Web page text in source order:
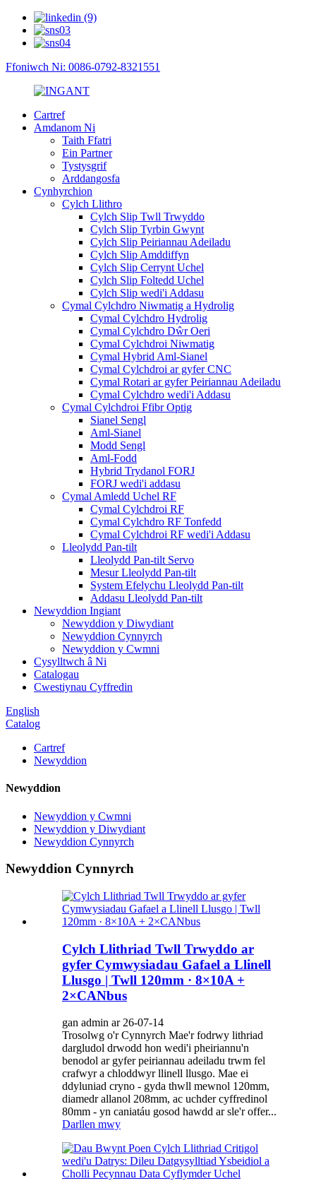
Ffoniwch Ni: 0086-0792-8321551
Cartref
Amdanom Ni
Taith Ffatri
Ein Partner
Tystysgrif
Arddangosfa
Cynhyrchion
Cylch Llithro
Cylch Slip Twll Trwyddo
Cylch Slip Tyrbin Gwynt
Cylch Slip Peiriannau Adeiladu
Cylch Slip Amddiffyn
Cylch Slip Cerrynt Uchel
Cylch Slip Foltedd Uchel
Cylch Slip wedi'i Addasu
Cymal Cylchdro Niwmatig a Hydrolig
Cymal Cylchdro Hydrolig
Cymal Cylchdro Dŵr Oeri
Cymal Cylchdroi Niwmatig
Cymal Hybrid Aml-Sianel
Cymal Cylchdroi ar gyfer CNC
Cymal Rotari ar gyfer Peiriannau Adeiladu
Cymal Cylchdro wedi'i Addasu
Cymal Cylchdroi Ffibr Optig
Sianel Sengl
Aml-Sianel
Modd Sengl
Aml-Fodd
Hybrid Trydanol FORJ
FORJ wedi'i addasu
Cymal Amledd Uchel RF
Cymal Cylchdroi RF
Cymal Cylchdro RF Tonfedd
Cymal Cylchdroi RF wedi'i Addasu
Lleolydd Pan-tilt
Lleolydd Pan-tilt Servo
Mesur Lleolydd Pan-tilt
System Efelychu Lleolydd Pan-tilt
Addasu Lleolydd Pan-tilt
Newyddion Ingiant
Newyddion y Diwydiant
Newyddion Cynnyrch
Newyddion y Cwmni
Cysylltwch â Ni
Catalogau
Cwestiynau Cyffredin
English
Catalog
Cartref
Newyddion
Newyddion
Newyddion y Cwmni
Newyddion y Diwydiant
Newyddion Cynnyrch
Newyddion Cynnyrch
Cylch Llithriad Twll Trwyddo ar
gyfer Cymwysiadau Gafael a Llinell
Llusgo | Twll 120mm · 8×10A +
2×CANbus
gan admin ar 26-07-14
Trosolwg o'r Cynnyrch Mae'r fodrwy lithriad
dargludol drwodd hon wedi'i pheiriannu'n
benodol ar gyfer peiriannau adeiladu trwm fel
crafwyr a chloddwyr llinell llusgo. Mae ei
ddyluniad cryno - gyda thwll mewnol 120mm,
diamedr allanol 208mm, ac uchder cyffredinol
80mm - yn caniatáu gosod hawdd ar sle'r offer...
Darllen mwy